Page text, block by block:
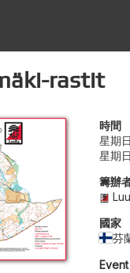
rastit
時間
星期
星期
籌辦
國家
芬